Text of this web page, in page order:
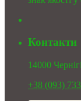
Контакти
14000
+38 (093)